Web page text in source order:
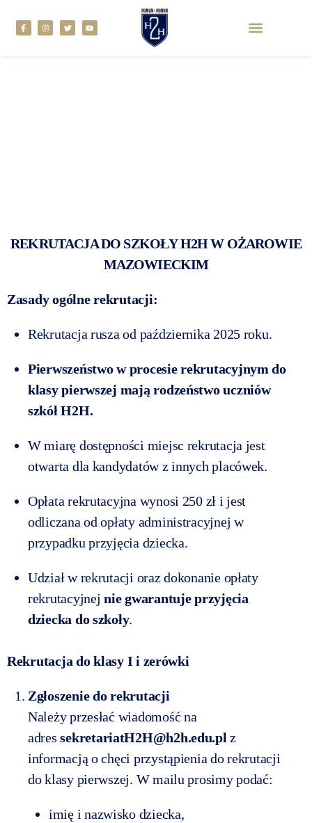
REKRUTACJA DO SZKOŁY H2H W OŻAROWIE
MAZOWIECKIM
Zasady ogólne rekrutacji:
Rekrutacja rusza od października 2025 roku.
Pierwszeństwo w procesie rekrutacyjnym do
klasy pierwszej mają rodzeństwo uczniów
szkół H2H.
W miarę dostępności miejsc rekrutacja jest
otwarta dla kandydatów z innych placówek.
Opłata rekrutacyjna wynosi 250 zł i jest
odliczana od opłaty administracyjnej w
przypadku przyjęcia dziecka.
Udział w rekrutacji oraz dokonanie opłaty
rekrutacyjnejnie gwarantuje przyjęcia
dziecka do szkoły.
Rekrutacja do klasy I i zerówki
Zgłoszenie do rekrutacji
Należy przesłać wiadomość na
adressekretariatH2H@h2h.edu.pl z
informacją o chęci przystąpienia do rekrutacji
do klasy pierwszej. W mailu prosimy podać:
imię i nazwisko dziecka,